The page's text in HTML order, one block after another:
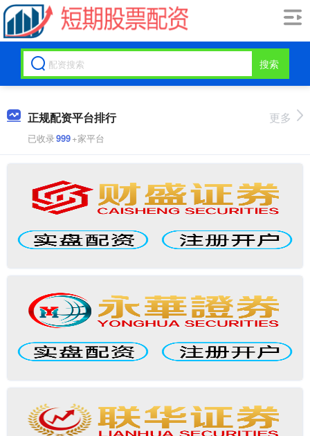
搜索
正规配资平台排行
已收录999+家平台
更多